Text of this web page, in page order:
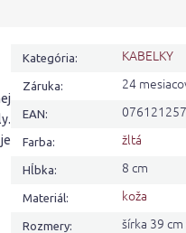
Kategória: KABELKY
Záruka: 24
EAN:
Farba: žltá
Hĺbka: 8 cm
Materiál: koža
Rozmery: šírka 39